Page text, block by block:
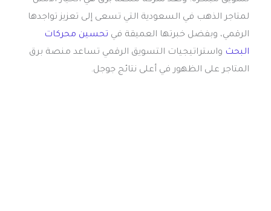
لمتاجر الذهب في السعودية التي تسعى إلى تعزيز تواجدها
الرقمي، وبفضل خبرتها العميقة في تحسين محركات
البحث واستراتيجيات التسويق الرقمي تساعد منصة برق
المتاجر على الظهور في أعلى نتائج جوجل.